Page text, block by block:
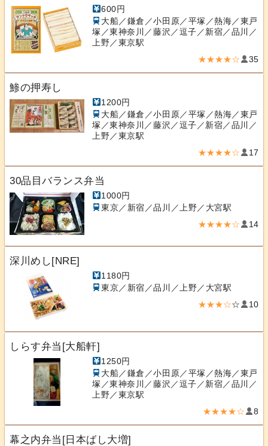
600円
大船／鎌倉／小田原／平塚／熱海／東戸
塚／東神奈川／藤沢／逗子／新宿／品川／
上野／東京駅
★★★★☆ 35
鯵の押寿し
1200円
大船／鎌倉／小田原／平塚／熱海／東戸
塚／東神奈川／藤沢／逗子／新宿／品川／
上野／東京駅
★★★★☆ 17
30品目バランス弁当
1000円
東京／新宿／品川／上野／大宮駅
★★★★☆ 14
深川めし[NRE]
1180円
東京／新宿／品川／上野／大宮駅
★★★☆☆ 10
しらす弁当[大船軒]
1250円
大船／鎌倉／小田原／平塚／熱海／東戸
塚／東神奈川／藤沢／逗子／新宿／品川／
上野／東京駅
★★★★☆ 8
幕之内弁当[日本ばし大増]